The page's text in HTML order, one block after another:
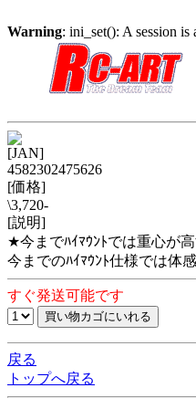
Warning: ini_set(): A session is
[JAN]
4582302475626
[価格]
\3,720-
[説明]
★今までﾊｲﾏｳﾝﾄでは重心が
今までのﾊｲﾏｳﾝﾄ仕様では体
すぐ発送可能です
戻る
トップへ戻る